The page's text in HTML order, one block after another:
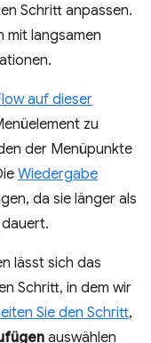
Schritt anpassen.
mit langsamen
auf dieser
zu
der Menüpunkte
Wiedergabe
da sie länger als
lässt sich das
Schritt, in dem wir
Sie den Schritt,
auswählen